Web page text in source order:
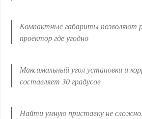
Компактные габариты позволяют
проектор где угодно
Максимальный угол установки и
составляет 30 градусов
Найти умную приставку не